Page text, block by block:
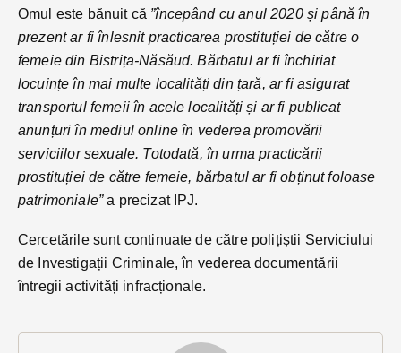
Omul este bănuit că ”începând cu anul 2020 și până în
prezent ar fi înlesnit practicarea prostituției de către o
femeie din Bistrița-Năsăud. Bărbatul ar fi închiriat
locuințe în mai multe localități din țară, ar fi asigurat
transportul femeii în acele localități și ar fi publicat
anunțuri în mediul online în vederea promovării
serviciilor sexuale. Totodată, în urma practicării
prostituției de către femeie, bărbatul ar fi obținut foloase
patrimoniale”a precizat IPJ.
Cercetările sunt continuate de către polițiștii Serviciului
de Investigații Criminale, în vederea documentării
întregii activități infracționale.